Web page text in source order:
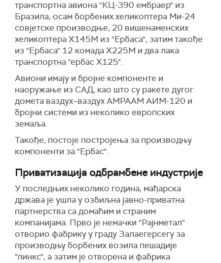
транспортна авиона "КЦ-390 ембраер" из
Бразила, осам борбених хеликоптера Ми-24
совјетске производње, 20 вишенаменских
хеликоптера Х145М из "Ербаса", затим такође
из "Ербаса" 12 комада Х225М и два лака
транспортна "ербас Х125".
Авиони имају и бројне компоненте и
наоружање из САД, као што су ракете дугог
домета ваздух–ваздух АМРААМ АИМ-120 и
бројни системи из неколико европских
земаља.
Такође, постоје постројења за производњу
компоненти за "Ербас".
Приватизација одбрамбене индустрије
У последњих неколико година, мађарска
држава је ушла у озбиљна јавно-приватна
партнерства са домаћим и страним
компанијама. Прво је немачки "Рајнметал"
отворио фабрику у граду Залаегерсегу за
производњу борбених возила пешадије
"линкс", а затим је отворена и фабрика